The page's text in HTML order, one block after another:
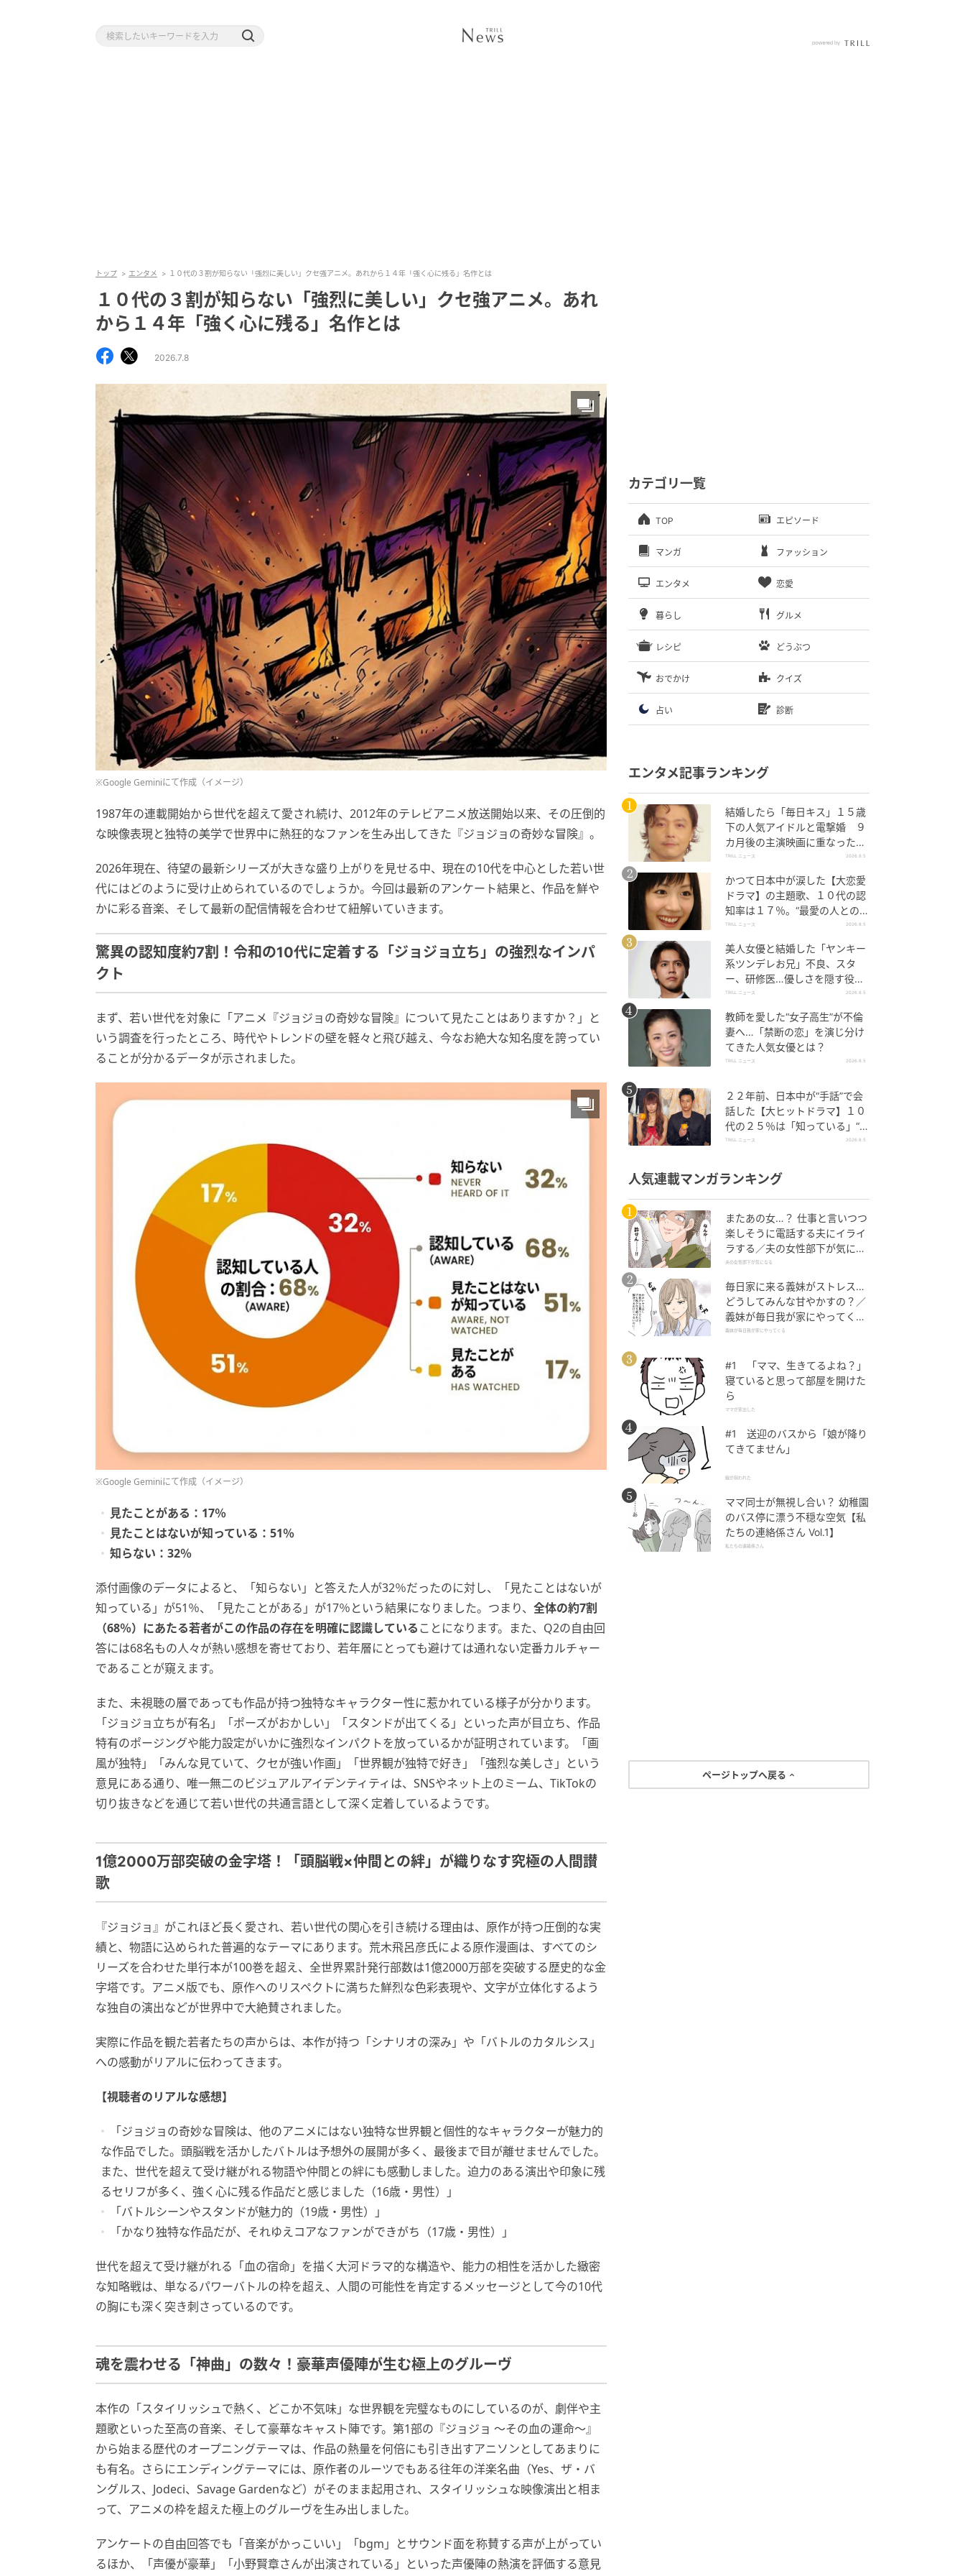
トップ エンタメ １０代の３割が知らない「強烈に美しい」クセ強アニメ。あれから１４年「強く心に残る」名作とは
１０代の３割が知らない「強烈に美しい」クセ強アニメ。あれ
から１４年「強く心に残る」名作とは
2026.7.8
※Google Geminiにて作成（イメージ）
1987年の連載開始から世代を超えて愛され続け、2012年のテレビアニメ放送開始以来、その圧倒的
な映像表現と独特の美学で世界中に熱狂的なファンを生み出してきた『ジョジョの奇妙な冒険』。
2026年現在、待望の最新シリーズが大きな盛り上がりを見せる中、現在の10代を中心とした若い世
代にはどのように受け止められているのでしょうか。今回は最新のアンケート結果と、作品を鮮や
かに彩る音楽、そして最新の配信情報を合わせて紐解いていきます。
驚異の認知度約7割！令和の10代に定着する「ジョジョ立ち」の強烈なインパ
クト
まず、若い世代を対象に「アニメ『ジョジョの奇妙な冒険』について見たことはありますか？」と
いう調査を行ったところ、時代やトレンドの壁を軽々と飛び越え、今なお絶大な知名度を誇ってい
ることが分かるデータが示されました。
※Google Geminiにて作成（イメージ）
見たことがある：17％
見たことはないが知っている：51％
知らない：32％
添付画像のデータによると、「知らない」と答えた人が32％だったのに対し、「見たことはないが
知っている」が51％、「見たことがある」が17％という結果になりました。つまり、 全体の約7割
（68％）にあたる若者がこの作品の存在を明確に認識していることになります。また、Q2の自由回
答には68名もの人々が熱い感想を寄せており、若年層にとっても避けては通れない定番カルチャー
であることが窺えます。
また、未視聴の層であっても作品が持つ独特なキャラクター性に惹かれている様子が分かります。
「ジョジョ立ちが有名」「ポーズがおかしい」「スタンドが出てくる」といった声が目立ち、作品
特有のポージングや能力設定がいかに強烈なインパクトを放っているかが証明されています。「画
風が独特」「みんな見ていて、クセが強い作画」「世界観が独特で好き」「強烈な美しさ」という
意見にある通り、唯一無二のビジュアルアイデンティティは、SNSやネット上のミーム、TikTokの
切り抜きなどを通じて若い世代の共通言語として深く定着しているようです。
1億2000万部突破の金字塔！「頭脳戦×仲間との絆」が織りなす究極の人間讃
歌
『ジョジョ』がこれほど長く愛され、若い世代の関心を引き続ける理由は、原作が持つ圧倒的な実
績と、物語に込められた普遍的なテーマにあります。荒木飛呂彦氏による原作漫画は、すべてのシ
リーズを合わせた単行本が100巻を超え、全世界累計発行部数は1億2000万部を突破する歴史的な金
字塔です。アニメ版でも、原作へのリスペクトに満ちた鮮烈な色彩表現や、文字が立体化するよう
な独自の演出などが世界中で大絶賛されました。
実際に作品を観た若者たちの声からは、本作が持つ「シナリオの深み」や「バトルのカタルシス」
への感動がリアルに伝わってきます。
【視聴者のリアルな感想】
「ジョジョの奇妙な冒険は、他のアニメにはない独特な世界観と個性的なキャラクターが魅力的
な作品でした。頭脳戦を活かしたバトルは予想外の展開が多く、最後まで目が離せませんでした。
また、世代を超えて受け継がれる物語や仲間との絆にも感動しました。迫力のある演出や印象に残
るセリフが多く、強く心に残る作品だと感じました（16歳・男性）」
「バトルシーンやスタンドが魅力的（19歳・男性）」
「かなり独特な作品だが、それゆえコアなファンができがち（17歳・男性）」
世代を超えて受け継がれる「血の宿命」を描く大河ドラマ的な構造や、能力の相性を活かした緻密
な知略戦は、単なるパワーバトルの枠を超え、人間の可能性を肯定するメッセージとして今の10代
の胸にも深く突き刺さっているのです。
魂を震わせる「神曲」の数々！豪華声優陣が生む極上のグルーヴ
本作の「スタイリッシュで熱く、どこか不気味」な世界観を完璧なものにしているのが、劇伴や主
題歌といった至高の音楽、そして豪華なキャスト陣です。第1部の『ジョジョ 〜その血の運命〜』
から始まる歴代のオープニングテーマは、作品の熱量を何倍にも引き出すアニソンとしてあまりに
も有名。さらにエンディングテーマには、原作者のルーツでもある往年の洋楽名曲（Yes、ザ・バ
ングルス、Jodeci、Savage Gardenなど）がそのまま起用され、スタイリッシュな映像演出と相ま
って、アニメの枠を超えた極上のグルーヴを生み出しました。
アンケートの自由回答でも「音楽がかっこいい」「bgm」とサウンド面を称賛する声が上がってい
るほか、「声優が豪華」「小野賢章さんが出演されている」といった声優陣の熱演を評価する意見
カテゴリ一覧
TOP エピソード
マンガ ファッション
エンタメ 恋愛
暮らし グルメ
レシピ どうぶつ
おでかけ クイズ
占い 診断
エンタメ記事ランキング
結婚したら「毎日キス」１５歳
下の人気アイドルと電撃婚 ９
カ月後の主演映画に重なった生
き方
TRILL ニュース 2026.8.5
かつて日本中が涙した【大恋愛
ドラマ】の主題歌、１０代の認
知率は１７％。“最愛の人との別
れ”に寄り添う名曲
TRILL ニュース 2026.8.5
美人女優と結婚した「ヤンキー
系ツンデレお兄」不良、スタ
ー、研修医…優しさを隠す役が
似合うワケ
TRILL ニュース 2026.8.5
教師を愛した“女子高生”が不倫
妻へ…「禁断の恋」を演じ分け
てきた人気女優とは？
TRILL ニュース 2026.8.5
２２年前、日本中が“手話”で会
話した【大ヒットドラマ】１０
代の２５％は「知っている」“大
切な人を思い浮かべる”一曲
TRILL ニュース 2026.8.5
人気連載マンガランキング
またあの女…？ 仕事と言いつつ
楽しそうに電話する夫にイライ
ラする／夫の女性部下が気にな
る（1）【夫婦の危機 まんが】
夫の女性部下が気になる
毎日家に来る義妹がストレス…
どうしてみんな甘やかすの？／
義妹が毎日我が家にやってくる
（1）【義父母がシンドイんで
義妹が毎日我が家にやってくる
#1 「ママ、生きてるよね？」
寝ていると思って部屋を開けた
ら
ママが家出した
#1 送迎のバスから「娘が降り
てきてません」
娘が拐われた
ママ同士が無視し合い？ 幼稚園
のバス停に漂う不穏な空気【私
たちの連絡係さん Vol.1】
私たちの連絡係さん
ページトップへ戻る